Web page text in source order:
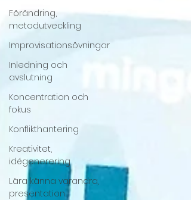
Förändring,
metodutveckling
Improvisationsövningar
Inledning och
avslutning
Koncentration och
fokus
Konflikthantering
Kreativitet,
idégenerering
Lära känna varandra,
presentation